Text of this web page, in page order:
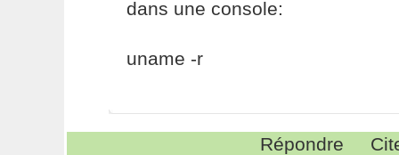
dans une console:
uname -r
Répondre